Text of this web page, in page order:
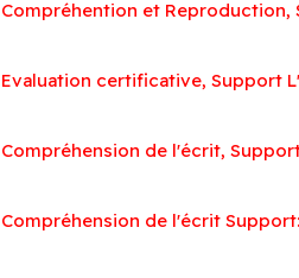
Compréhention et Reproduction,
Evaluation certificative, Support
Compréhension de l'écrit,
Compréhension de l'écrit